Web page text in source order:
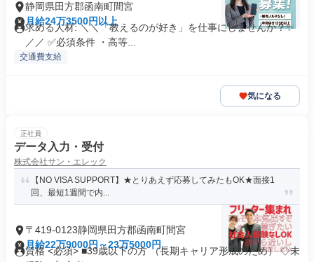
静岡県田方郡函南町間宮
月給24万3500円以上
求める人材: ＼＼「教えるのが好き」を仕事にしませんか？✨
／／ ✅必須条件 ・高等...
交通費支給
気になる
正社員
データ入力・受付
株式会社サン・エレック
【NO VISA SUPPORT】★とりあえず応募してみたもOK★面接1
回、最短1週間で内...
〒419-0123静岡県田方郡函南町間宮
月給22万9000円～23万5000円
資格 <必須> ■39歳以下の方 （長期キャリア形成のため） ◇未